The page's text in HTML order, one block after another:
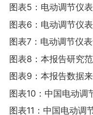
图表5：电动调节仪
图表6：电动调节仪
图表7：电动调节仪
图表8：本报告研究
图表9：本报告数据
图表10：中国电动调
图表11：中国电动调